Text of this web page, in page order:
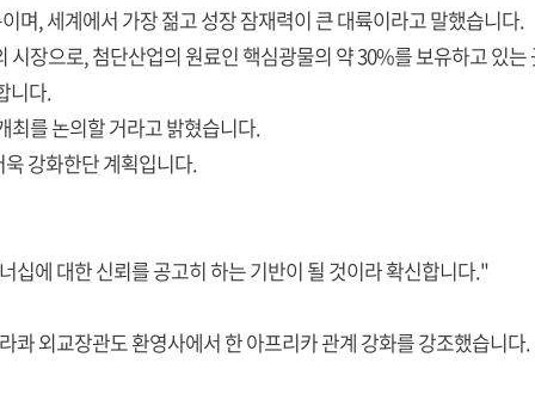
며, 세계에서 가장 젊고 성장 잠재력이 큰 대륙이라고 말했습니다.
장으로, 첨단산업의 원료인 핵심광물의 약 30%를 보유하고 있는
니다.
최를 논의할 거라고 밝혔습니다.
강화한단 계획입니다.
에 대한 신뢰를 공고히 하는 기반이 될 것이라 확신합니다."
외교장관도 환영사에서 한 아프리카 관계 강화를 강조했습니다.